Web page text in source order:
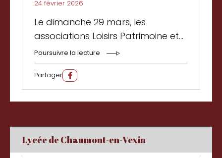
24 février 2026
Le dimanche 29 mars, les
associations Loisirs Patrimoine et
Amitiés a...
Poursuivre la lecture
Partager
Lycée de Chaumont-en-Vexin